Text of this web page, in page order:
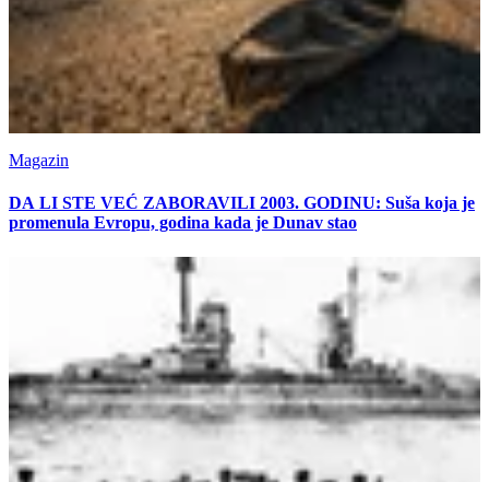
Magazin
DA LI STE VEĆ ZABORAVILI 2003. GODINU: Suša koja je
promenula Evropu, godina kada je Dunav stao